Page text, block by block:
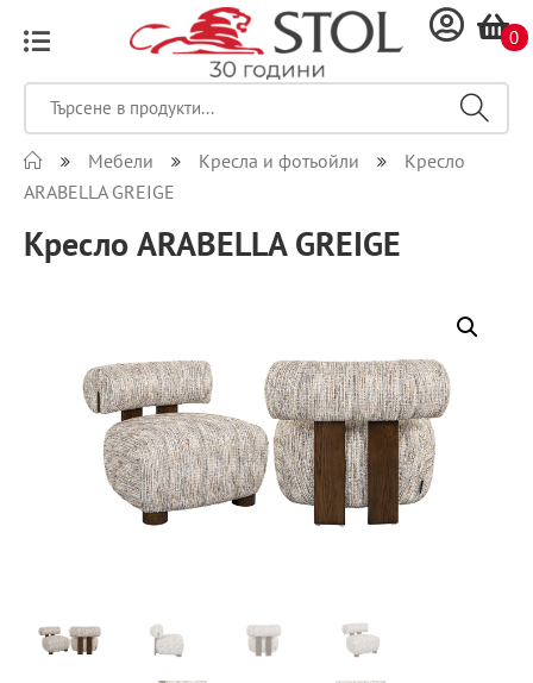
0
Мебели Кресла и фотьойли
Кресло
ARABELLA GREIGE
Кресло ARABELLA GREIGE